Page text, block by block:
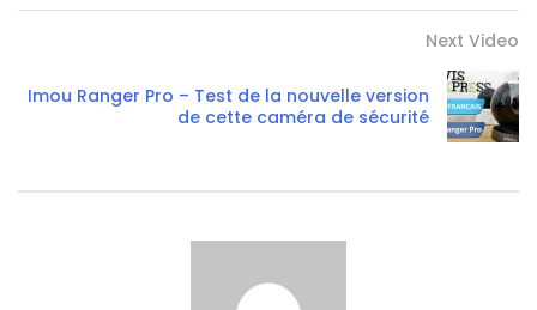
Next Video
Imou Ranger Pro – Test de la nouvelle version
de cette caméra de sécurité